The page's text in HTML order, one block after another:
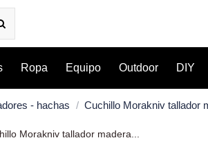
Ropa Equipo Outdoor DIY
- hachas Cuchillo Morakniv tallador